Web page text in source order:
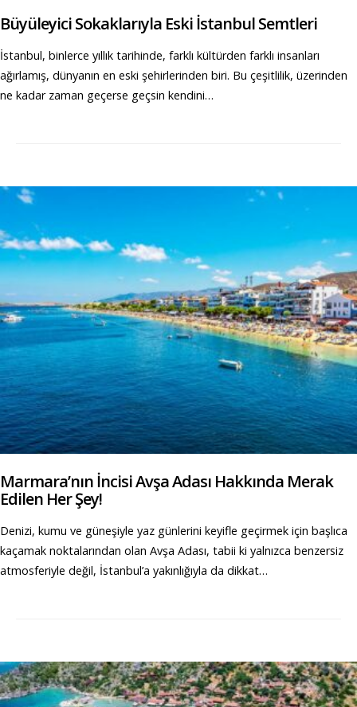
Büyüleyici Sokaklarıyla Eski İstanbul Semtleri
İstanbul, binlerce yıllık tarihinde, farklı kültürden farklı insanları
ağırlamış, dünyanın en eski şehirlerinden biri. Bu çeşitlilik, üzerinden
ne kadar zaman geçerse geçsin kendini…
Marmara’nın İncisi Avşa Adası Hakkında Merak
Edilen Her Şey!
Denizi, kumu ve güneşiyle yaz günlerini keyifle geçirmek için başlıca
kaçamak noktalarından olan Avşa Adası, tabii ki yalnızca benzersiz
atmosferiyle değil, İstanbul’a yakınlığıyla da dikkat…